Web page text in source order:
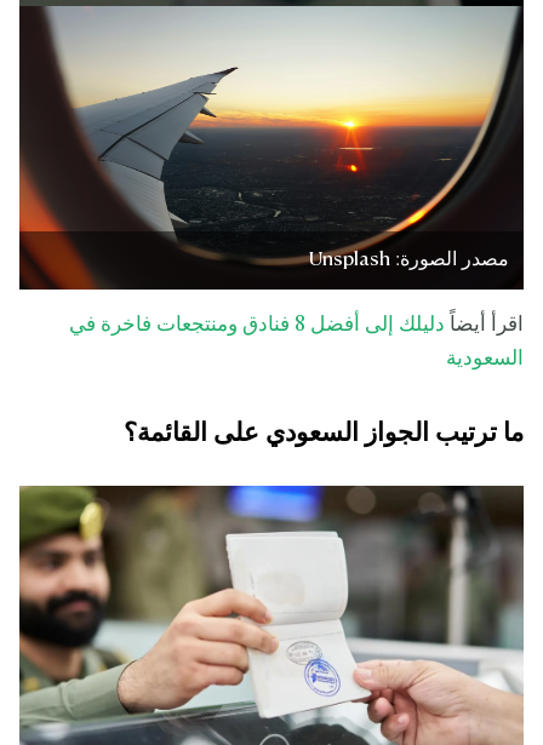
مصدر الصورة: Unsplash
اقرأ أيضاً
دليلك إلى أفضل 8 فنادق ومنتجعات فاخرة في
السعودية
ما ترتيب الجواز السعودي على القائمة؟